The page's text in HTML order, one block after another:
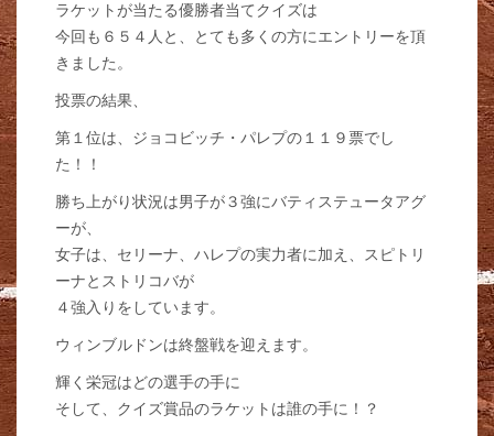
ラケットが当たる優勝者当てクイズは
今回も６５４人と、とても多くの方にエントリーを頂
きました。
投票の結果、
第１位は、ジョコビッチ・パレプの１１９票でし
た！！
勝ち上がり状況は男子が３強にバティステュータアグ
ーが、
女子は、セリーナ、ハレプの実力者に加え、スピトリ
ーナとストリコバが
４強入りをしています。
ウィンブルドンは終盤戦を迎えます。
輝く栄冠はどの選手の手に
そして、クイズ賞品のラケットは誰の手に！？